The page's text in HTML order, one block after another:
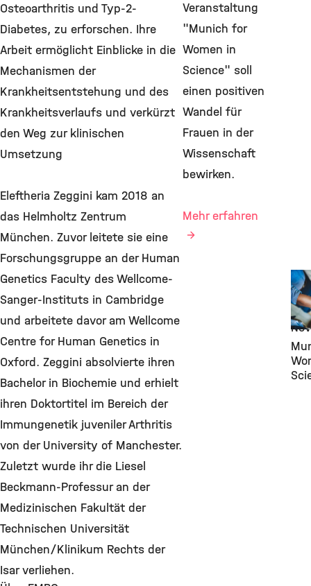
Osteoarthritis und Typ-2-
Diabetes, zu erforschen. Ihre
Arbeit ermöglicht Einblicke in die
Mechanismen der
Krankheitsentstehung und des
Krankheitsverlaufs und verkürzt
den Weg zur klinischen
Umsetzung
Eleftheria Zeggini kam 2018 an
das Helmholtz Zentrum
München. Zuvor leitete sie eine
Forschungsgruppe an der Human
Genetics Faculty des Wellcome-
Sanger-Instituts in Cambridge
und arbeitete davor am Wellcome
Centre for Human Genetics in
Oxford. Zeggini absolvierte ihren
Bachelor in Biochemie und erhielt
ihren Doktortitel im Bereich der
Immungenetik juveniler Arthritis
von der University of Manchester.
Zuletzt wurde ihr die Liesel
Beckmann-Professur an der
Medizinischen Fakultät der
Technischen Universität
München/Klinikum Rechts der
Isar verliehen.
Veranstaltung
"Munich for
Women in
Science" soll
einen positiven
Wandel für
Frauen in der
Wissenschaft
bewirken.
Mehr erfahren